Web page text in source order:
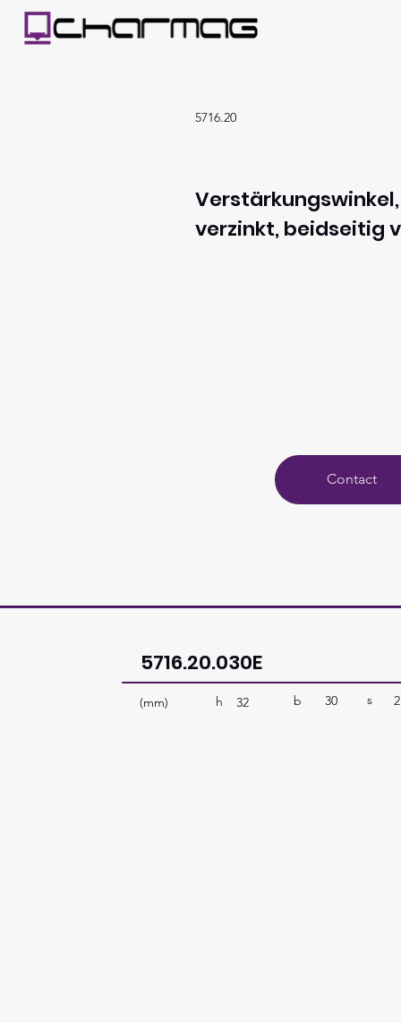
5716.20
verzinkt, beidseitig
Contact
5716.20.030E
(mm) 32
h b 30 s 2